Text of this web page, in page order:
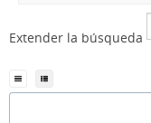
Extender la búsqueda